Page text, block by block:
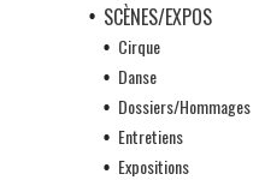
SCÈNES/EXPOS
Cirque
Danse
Dossiers/Hommages
Entretiens
Expositions